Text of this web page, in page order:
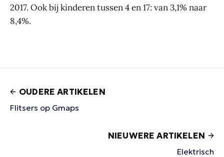
2017. Ook bij kinderen tussen 4 en 17: van 3,1% naar
8,4%.
OUDERE ARTIKELEN
Flitsers op Gmaps
NIEUWERE ARTIKELEN
Elektrisch